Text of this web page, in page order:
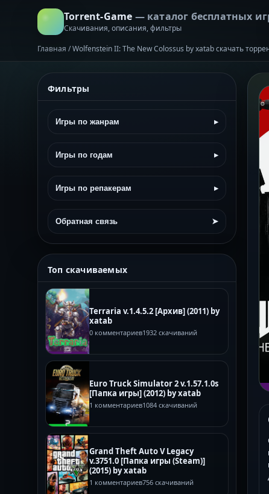
Torrent-Game — каталог бесплатных
Скачивания, описания, фильтры
Главная /Wolfenstein II: The New Colossus by xatab скачать
Фильтры
Игры по жанрам ▸
Игры по годам ▸
Игры по репакерам ▸
Обратная связь ➤
Топ скачиваемых
Terraria v.1.4.5.2 [Архив] (2011) by
xatab
0 комментариев1932 скачиваний
Euro Truck Simulator 2 v.1.57.1.0s
[Папка игры] (2012) by xatab
1 комментариев1084 скачиваний
Grand Theft Auto V Legacy
v.3751.0 [Папка игры (Steam)]
(2015) by xatab
1 комментариев756 скачиваний